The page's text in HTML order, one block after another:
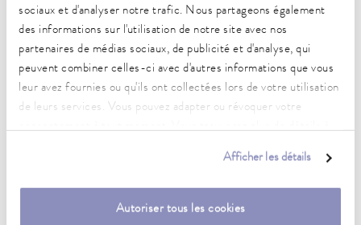
sociaux et d'analyser notre trafic. Nous partageons également
des informations sur l'utilisation de notre site avec nos
partenaires de médias sociaux, de publicité et d'analyse, qui
peuvent combiner celles-ci avec d'autres informations que vous
leur avez fournies ou qu'ils ont collectées lors de votre utilisation
de leurs services. Vous pouvez adapter ou révoquer votre
Afficher les détails
Autoriser tous les cookies
Pompe Débit max. (pression)
60 L/min
Raccord fileté (extérieur) des entrée/sortie
Taille des entrée/sortie des tuyaux